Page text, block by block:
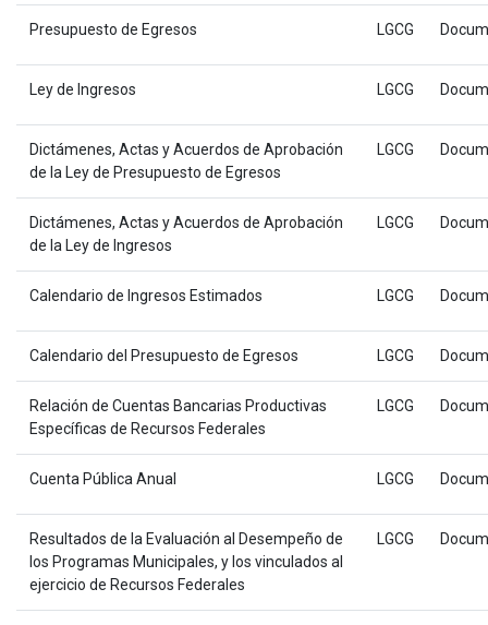
Presupuesto de Egresos LGCG
Ley de Ingresos LGCG
Dictámenes, Actas y Acuerdos de Aprobación
de la Ley de Presupuesto de Egresos
LGCG
Dictámenes, Actas y Acuerdos de Aprobación
de la Ley de Ingresos
LGCG
Calendario de Ingresos Estimados LGCG
Calendario del Presupuesto de Egresos LGCG
Relación de Cuentas Bancarias Productivas
Específicas de Recursos Federales
LGCG
Cuenta Pública Anual LGCG
Resultados de la Evaluación al Desempeño de
los Programas Municipales, y los vinculados al
ejercicio de Recursos Federales
LGCG